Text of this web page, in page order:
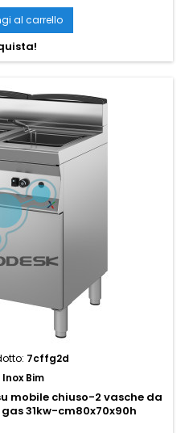
al carrello
7cffg2d
Inox Bim
mobile chiuso-2 vasche da
31kw-cm80x70x90h